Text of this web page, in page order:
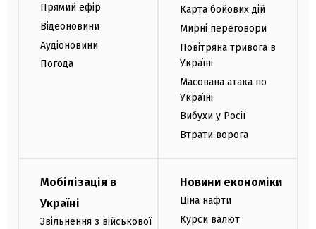
Прямий ефір
Відеоновини
Аудіоновини
Погода
Карта бойових дій
Мирні переговори
Повітряна тривога в
Україні
Масована атака по
Україні
Вибухи у Росії
Втрати ворога
Мобілізація в
Україні
Звільнення з військової
Новини економіки
Ціна нафти
Курси валют